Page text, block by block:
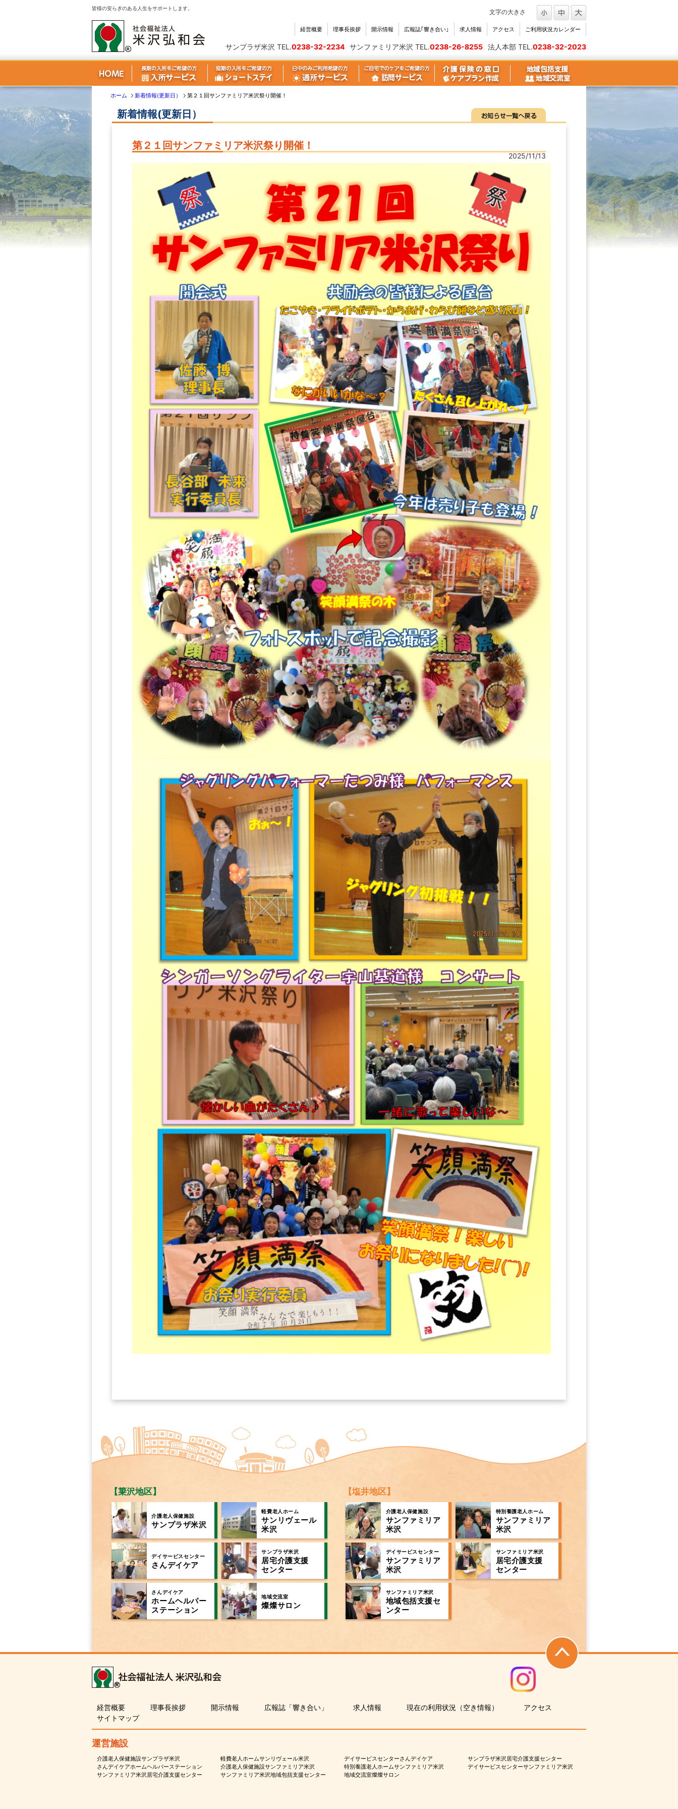
皆様の安らぎのある人生をサポートします。 文字の大きさ
経営概要 理事長挨拶 開示情報 広報誌｢響き合い ｣ 求人情報 アクセス ご利用状況カレンダー
サンプラザ米沢 TEL.0238-32-2234 サンファミリア米沢 TEL.0238-26-8255 法人本部 TEL.0238-32-2023
ホーム 新着情報(更新日） 第２１回サンファミリア米沢祭り開催！
新着情報(更新日）
第２１回サンファミリア米沢祭り開催！
2025/11/13
【簗沢地区】
介護老人保健施設
サンプラザ米沢
軽費老人ホーム
サンリヴェール
米沢
デイサービスセンター
さんデイケア
サンプラザ米沢
居宅介護支援
センター
さんデイケア
ホームヘルパー
ステーション
地域交流室
燦燦サロン
【塩井地区】
介護老人保健施設
サンファミリア
米沢
特別養護老人ホーム
サンファミリア
米沢
デイサービスセンター
サンファミリア
米沢
サンファミリア米沢
居宅介護支援
センター
サンファミリア米沢
地域包括支援セ
ンター
経営概要 理事長挨拶 開示情報 広報誌「響き合い」 求人情報 現在の利用状況（空き情報）
アクセス
サイトマップ
運営施設
介護老人保健施設サンプラザ米沢 軽費老人ホームサンリヴェール米沢 デイサービスセンターさんデイケア
サンプラザ米沢居宅介護支援センター
さんデイケアホームヘルパーステーション
介護老人保健施設サンファミリア米沢 特別養護老人ホームサンファミリア米沢
デイサービスセンターサンファミリア米沢
サンファミリア米沢居宅介護支援センター
サンファミリア米沢地域包括支援センター 地域交流室燦燦サロン